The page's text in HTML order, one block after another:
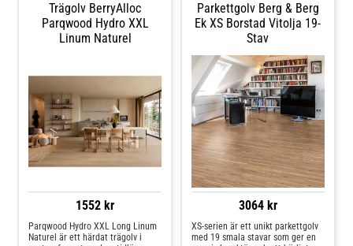
på de ställen i hemmet där golvet
behöver klara lite extra. Den
mattlackade ytan skyddar mot
fläckar och gör golvet lätt att
underhålla
Trägolv BerryAlloc
Parqwood Hydro XXL
Linum Naturel
1552 kr
Parqwood Hydro XXL Long Linum
Naturel är ett härdat trägolv i
Parkettgolv Berg & Berg
Ek XS Borstad Vitolja 19-
Stav
3064 kr
XS-serien är ett unikt parkettgolv
med 19 smala stavar som ger en